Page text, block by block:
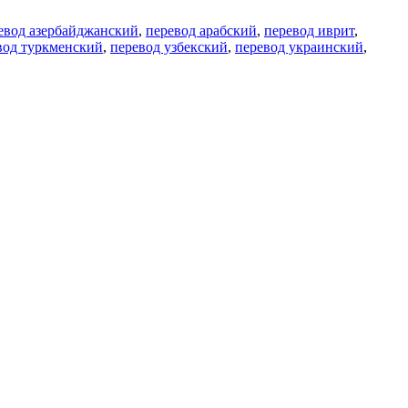
азербайджанский, перевод арабский, перевод иврит,
туркменский, перевод узбекский, перевод украинский,